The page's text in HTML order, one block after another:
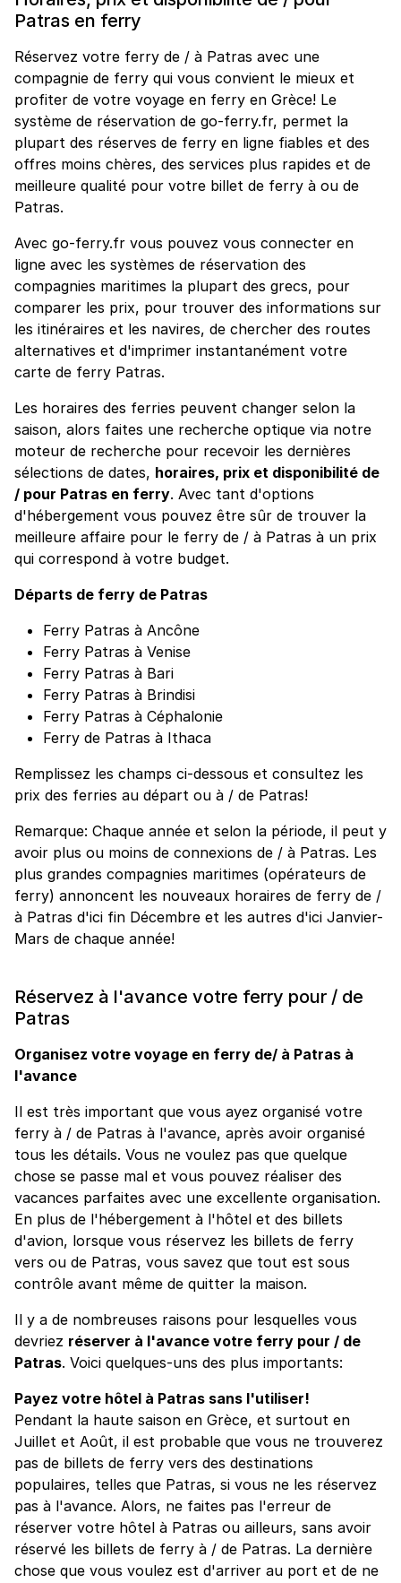
Patras en ferry
Réservez votre ferry de / à Patras avec une
compagnie de ferry qui vous convient le mieux et
profiter de votre voyage en ferry en Grèce! Le
système de réservation de go-ferry.fr, permet la
plupart des réserves de ferry en ligne fiables et des
offres moins chères, des services plus rapides et de
meilleure qualité pour votre billet de ferry à ou de
Patras.
Avec go-ferry.fr vous pouvez vous connecter en
ligne avec les systèmes de réservation des
compagnies maritimes la plupart des grecs, pour
comparer les prix, pour trouver des informations sur
les itinéraires et les navires, de chercher des routes
alternatives et d'imprimer instantanément votre
carte de ferry Patras.
Les horaires des ferries peuvent changer selon la
saison, alors faites une recherche optique via notre
moteur de recherche pour recevoir les dernières
sélections de dates, horaires, prix et disponibilité de
/ pour Patras en ferry. Avec tant d'options
d'hébergement vous pouvez être sûr de trouver la
meilleure affaire pour le ferry de / à Patras à un prix
qui correspond à votre budget.
Départs de ferry de Patras
Ferry Patras à Ancône
Ferry Patras à Venise
Ferry Patras à Bari
Ferry Patras à Brindisi
Ferry Patras à Céphalonie
Ferry de Patras à Ithaca
Remplissez les champs ci-dessous et consultez les
prix des ferries au départ ou à / de Patras!
Remarque: Chaque année et selon la période, il peut y
avoir plus ou moins de connexions de / à Patras. Les
plus grandes compagnies maritimes (opérateurs de
ferry) annoncent les nouveaux horaires de ferry de /
à Patras d'ici fin Décembre et les autres d'ici Janvier-
Mars de chaque année!
Réservez à l'avance votre ferry pour / de
Patras
Organisez votre voyage en ferry de/ à Patras à
l'avance
Il est très important que vous ayez organisé votre
ferry à / de Patras à l'avance, après avoir organisé
tous les détails. Vous ne voulez pas que quelque
chose se passe mal et vous pouvez réaliser des
vacances parfaites avec une excellente organisation.
En plus de l'hébergement à l'hôtel et des billets
d'avion, lorsque vous réservez les billets de ferry
vers ou de Patras, vous savez que tout est sous
contrôle avant même de quitter la maison.
Il y a de nombreuses raisons pour lesquelles vous
devriez réserver à l'avance votre ferry pour / de
Patras. Voici quelques-uns des plus importants:
Payez votre hôtel à Patras sans l'utiliser!
Pendant la haute saison en Grèce, et surtout en
Juillet et Août, il est probable que vous ne trouverez
pas de billets de ferry vers des destinations
populaires, telles que Patras, si vous ne les réservez
pas à l'avance. Alors, ne faites pas l'erreur de
réserver votre hôtel à Patras ou ailleurs, sans avoir
réservé les billets de ferry à / de Patras. La dernière
chose que vous voulez est d'arriver au port et de ne